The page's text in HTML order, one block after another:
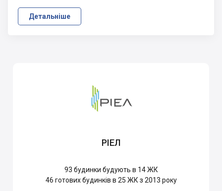
Детальніше
РІЕЛ
93 будинки будують в 14 ЖК
46 готових будинків в 25 ЖК з 2013 року